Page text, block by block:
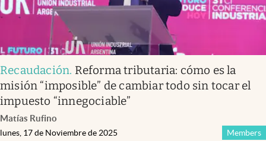
Recaudación. Reforma tributaria: cómo es la
misión “imposible” de cambiar todo sin tocar el
impuesto “innegociable”
Matías Rufino
Members
lunes, 17 de Noviembre de 2025